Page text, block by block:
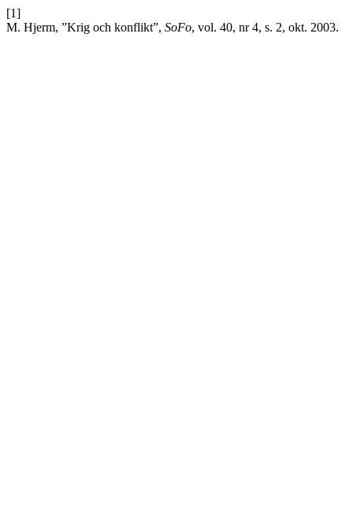
[1]
M. Hjerm, ”Krig och konflikt”, SoFo, vol. 40, nr 4, s. 2, okt. 2003.